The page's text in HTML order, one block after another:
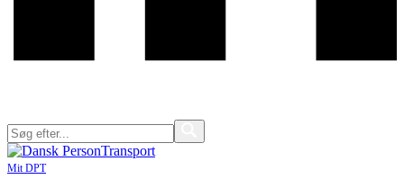
Mit DPT